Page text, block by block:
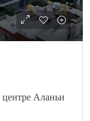
Аланьи